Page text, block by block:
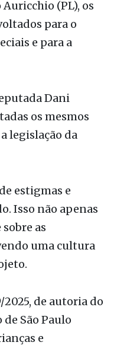
(PL), os
para o
Dani
os mesmos
estigmas e
Isso não apenas
as
de autoria do